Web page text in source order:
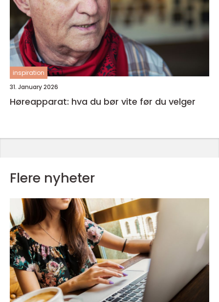
inspiration
31. January 2026
Høreapparat: hva du bør vite før du velger
Flere nyheter